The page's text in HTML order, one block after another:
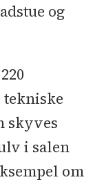
og
skyves
i salen
om